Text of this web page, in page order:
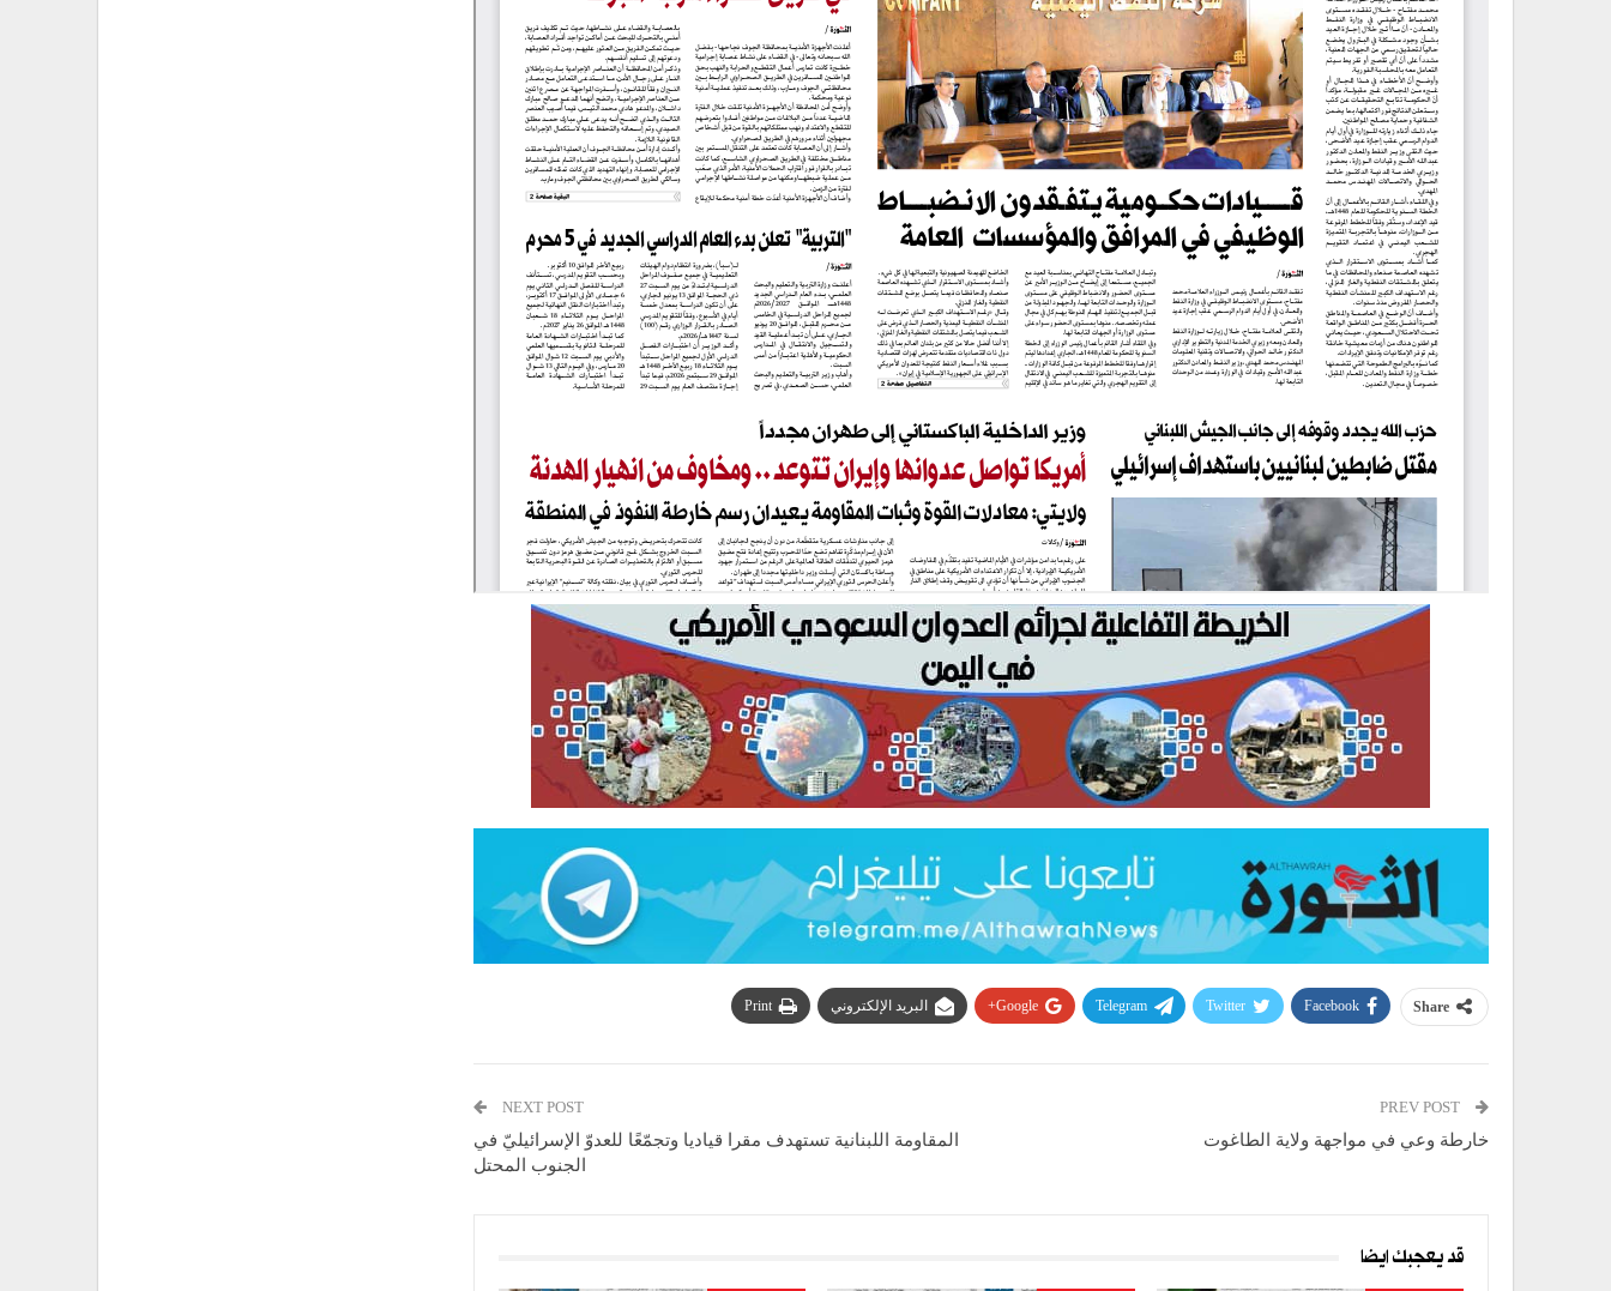
Share
Facebook
Twitter
Telegram
Google+ البريد الإلكتروني Print
خارطة وعي في مواجهة ولاية الطاغوت
NEXT POST
المقاومة اللبنانية تستهدف مقرا قياديا وتجمّعًا للعدوّ الإسرائيليّ في
الجنوب المحتل
قد يعجبك ايضا